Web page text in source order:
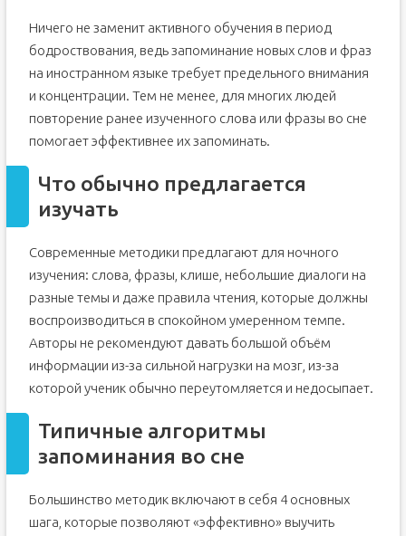
Ничего не заменит активного обучения в период
бодроствования, ведь запоминание новых слов и фраз
на иностранном языке требует предельного внимания
и концентрации. Тем не менее, для многих людей
повторение ранее изученного слова или фразы во сне
помогает эффективнее их запоминать.
Что обычно предлагается
изучать
Современные методики предлагают для ночного
изучения: слова, фразы, клише, небольшие диалоги на
разные темы и даже правила чтения, которые должны
воспроизводиться в спокойном умеренном темпе.
Авторы не рекомендуют давать большой объём
информации из-за сильной нагрузки на мозг, из-за
которой ученик обычно переутомляется и недосыпает.
Типичные алгоритмы
запоминания во сне
Большинство методик включают в себя 4 основных
шага, которые позволяют «эффективно» выучить